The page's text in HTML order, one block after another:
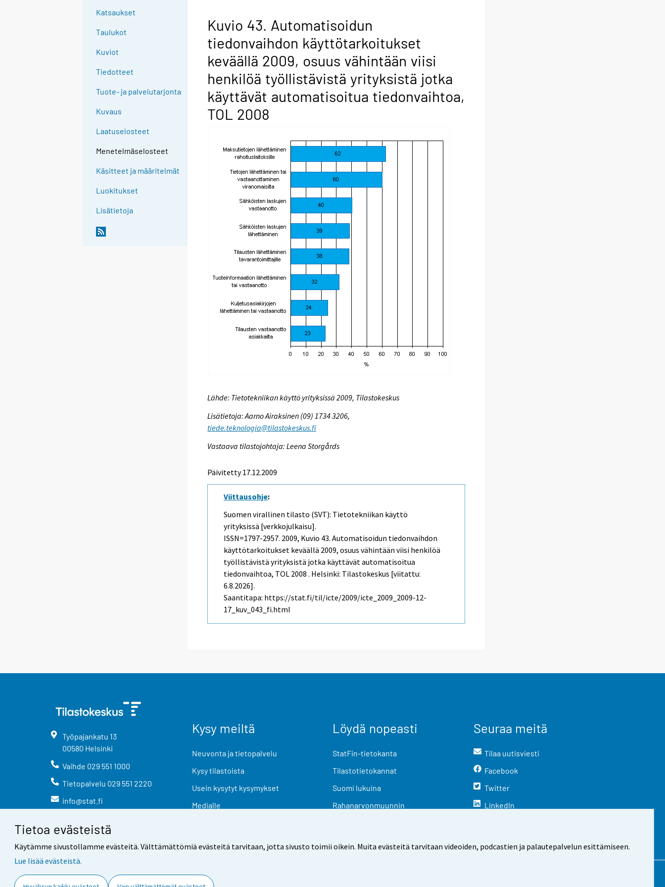
Tietoa evästeistä
Käytämme sivustollamme evästeitä. Välttämättömiä evästeitä tarvitaan, jotta sivusto toimii oikein. Muita evästeitä tarvitaan videoiden, podcastien ja palautepalvelun esittämiseen.
Lue lisää evästeistä.
Katsaukset
Taulukot
Kuviot
Tiedotteet
Tuote- ja palvelutarjonta
Kuvaus
Laatuselosteet
Menetelmäselosteet
Käsitteet ja määritelmät
Luokitukset
Lisätietoja
Kuvio 43. Automatisoidun
tiedonvaihdon käyttötarkoitukset
keväällä 2009, osuus vähintään viisi
henkilöä työllistävistä yrityksistä jotka
käyttävät automatisoitua tiedonvaihtoa,
TOL 2008
Lähde: Tietotekniikan käyttö yrityksissä 2009, Tilastokeskus
Lisätietoja: Aarno Airaksinen (09) 1734 3206,
tiede.teknologia@tilastokeskus.fi
Vastaava tilastojohtaja: Leena Storgårds
Päivitetty 17.12.2009
Viittausohje:
Suomen virallinen tilasto (SVT): Tietotekniikan käyttö
yrityksissä [verkkojulkaisu].
ISSN=1797-2957. 2009, Kuvio 43. Automatisoidun tiedonvaihdon
käyttötarkoitukset keväällä 2009, osuus vähintään viisi henkilöä
työllistävistä yrityksistä jotka käyttävät automatisoitua
tiedonvaihtoa, TOL 2008 . Helsinki: Tilastokeskus [viitattu:
6.8.2026].
Saantitapa: https://stat.fi/til/icte/2009/icte_2009_2009-12-
17_kuv_043_fi.html
Työpajankatu 13
00580 Helsinki
Vaihde 029 551 1000
Tietopalvelu 029 551 2220
info@stat.fi
Kysy meiltä
Neuvonta ja tietopalvelu
Kysy tilastoista
Usein kysytyt kysymykset
Medialle
Löydä nopeasti
StatFin-tietokanta
Tilastotietokannat
Suomi lukuina
Rahanarvonmuunnin
Seuraa meitä
Tilaa uutisviesti
Facebook
Twitter
LinkedIn
Yhteystiedot Palaute